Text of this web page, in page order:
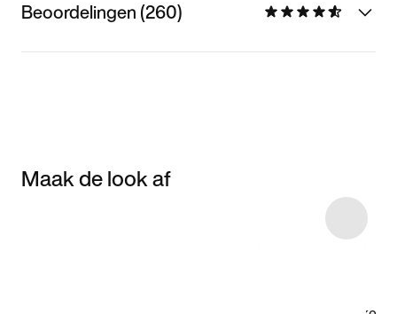
Beoordelingen (260)
Maak de look af